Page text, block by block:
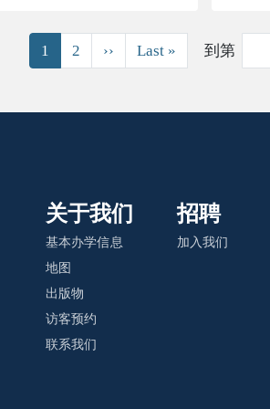
1 2 ››下一页
Last »末页到第
关于我们
基本办学信息
地图
出版物
访客预约
联系我们
招聘
加入我们